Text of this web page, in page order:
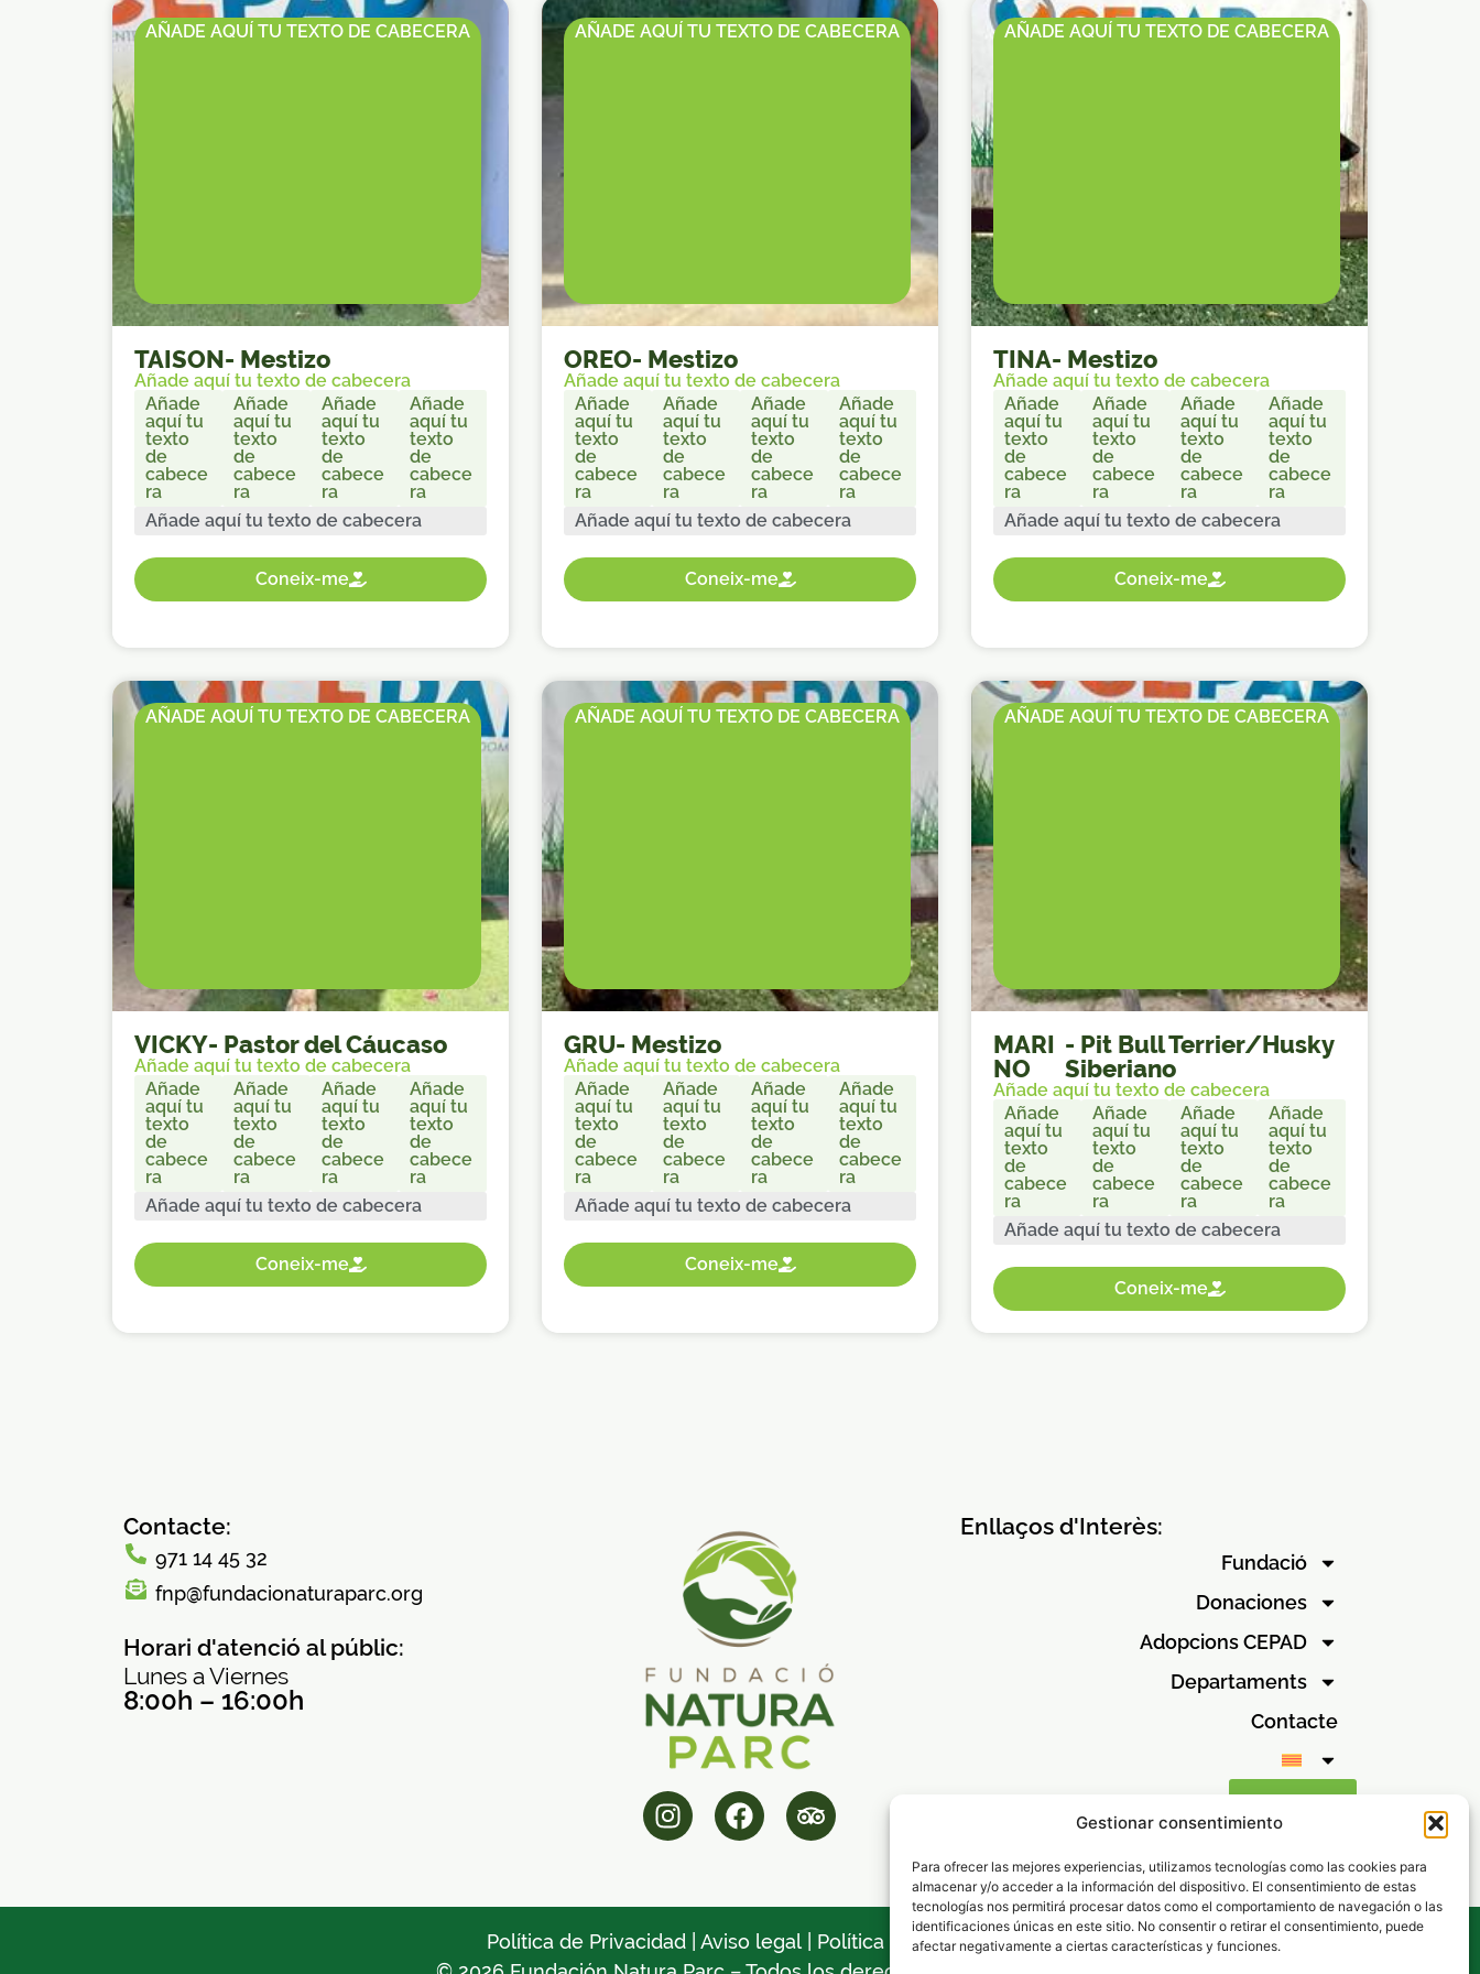
Gestionar consentimiento
Para ofrecer las mejores experiencias, utilizamos tecnologías como las cookies para
almacenar y/o acceder a la información del dispositivo. El consentimiento de estas
tecnologías nos permitirá procesar datos como el comportamiento de navegación o las
identificaciones únicas en este sitio. No consentir o retirar el consentimiento, puede
afectar negativamente a ciertas características y funciones.
AÑADE AQUÍ TU TEXTO DE CABECERA
TAISON- Mestizo
Añade aquí tu texto de cabecera
Añade
aquí tu
texto
de
cabece
ra
Añade
aquí tu
texto
de
cabece
ra
Añade
aquí tu
texto
de
cabece
ra
Añade
aquí tu
texto
de
cabece
ra
Añade aquí tu texto de cabecera
Coneix-me
AÑADE AQUÍ TU TEXTO DE CABECERA
OREO- Mestizo
Añade aquí tu texto de cabecera
Añade
aquí tu
texto
de
cabece
ra
Añade
aquí tu
texto
de
cabece
ra
Añade
aquí tu
texto
de
cabece
ra
Añade
aquí tu
texto
de
cabece
ra
Añade aquí tu texto de cabecera
Coneix-me
AÑADE AQUÍ TU TEXTO DE CABECERA
TINA- Mestizo
Añade aquí tu texto de cabecera
Añade
aquí tu
texto
de
cabece
ra
Añade
aquí tu
texto
de
cabece
ra
Añade
aquí tu
texto
de
cabece
ra
Añade
aquí tu
texto
de
cabece
ra
Añade aquí tu texto de cabecera
Coneix-me
AÑADE AQUÍ TU TEXTO DE CABECERA
VICKY- Pastor del Cáucaso
Añade aquí tu texto de cabecera
Añade
aquí tu
texto
de
cabece
ra
Añade
aquí tu
texto
de
cabece
ra
Añade
aquí tu
texto
de
cabece
ra
Añade
aquí tu
texto
de
cabece
ra
Añade aquí tu texto de cabecera
Coneix-me
AÑADE AQUÍ TU TEXTO DE CABECERA
GRU- Mestizo
Añade aquí tu texto de cabecera
Añade
aquí tu
texto
de
cabece
ra
Añade
aquí tu
texto
de
cabece
ra
Añade
aquí tu
texto
de
cabece
ra
Añade
aquí tu
texto
de
cabece
ra
Añade aquí tu texto de cabecera
Coneix-me
AÑADE AQUÍ TU TEXTO DE CABECERA
MARI
NO
- Pit Bull Terrier/Husky
Siberiano
Añade aquí tu texto de cabecera
Añade
aquí tu
texto
de
cabece
ra
Añade
aquí tu
texto
de
cabece
ra
Añade
aquí tu
texto
de
cabece
ra
Añade
aquí tu
texto
de
cabece
ra
Añade aquí tu texto de cabecera
Coneix-me
Contacte:
971 14 45 32
fnp@fundacionaturaparc.org
Horari d'atenció al públic:
Lunes a Viernes
8:00h – 16:00h
Enllaços d'Interès:
Fundació
Donaciones
Adopcions CEPAD
Departaments
Contacte
Canal ètic
Política de Privacidad| Aviso legal| Política de Cookies